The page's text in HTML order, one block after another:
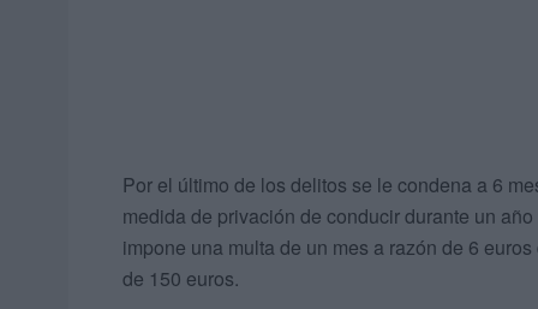
Por el último de los delitos se le condena a 6
medida de privación de conducir durante un
impone una multa de un mes a razón de 6
de 150 euros.